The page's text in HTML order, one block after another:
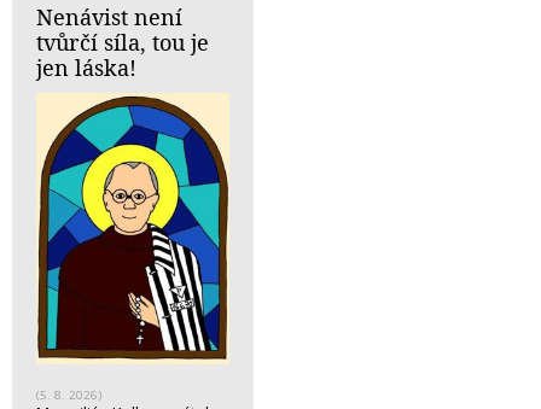
Nenávist není
tvůrčí síla, tou je
jen láska!
(5. 8. 2026)